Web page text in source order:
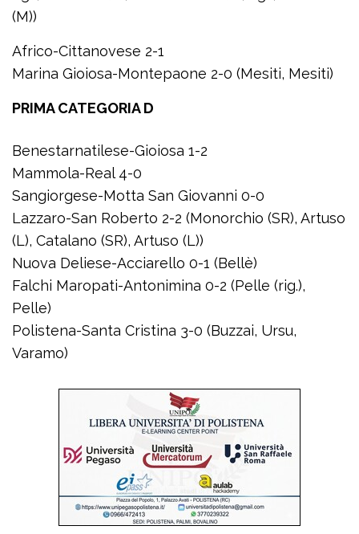
(M))
Africo-Cittanovese 2-1
Marina Gioiosa-Montepaone 2-0 (Mesiti, Mesiti)
PRIMA CATEGORIA D
Benestarnatilese-Gioiosa 1-2
Mammola-Real 4-0
Sangiorgese-Motta San Giovanni 0-0
Lazzaro-San Roberto 2-2 (Monorchio (SR), Artuso
(L), Catalano (SR), Artuso (L))
Nuova Deliese-Acciarello 0-1 (Bellè)
Falchi Maropati-Antonimina 0-2 (Pelle (rig.),
Pelle)
Polistena-Santa Cristina 3-0 (Buzzai, Ursu,
Varamo)